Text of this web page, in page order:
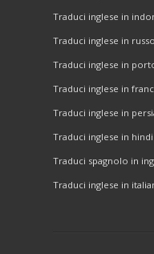
Traduci inglese in
Traduci inglese in russo
Traduci inglese in
Traduci inglese in
Traduci inglese in
Traduci inglese in hindi
Traduci spagnolo in
Traduci inglese in